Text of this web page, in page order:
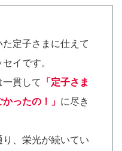
た定子さまに仕えて
イです。
貫して
「定子さま
ったの！」 に尽き
、栄光が続いてい